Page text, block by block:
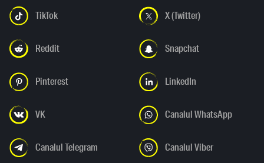
TikTok X (Twitter)
Reddit Snapchat
Pinterest LinkedIn
VK Canalul WhatsApp
Canalul Telegram Canalul Viber